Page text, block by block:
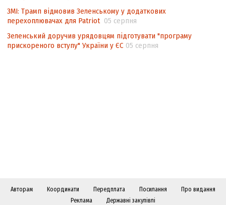
ЗМІ: Трамп відмовив Зеленському у додаткових
перехоплювачах для Patriot 05 серпня
Зеленський доручив урядовцям підготувати "програму
прискореного вступу" України у ЄС 05 серпня
Авторам Координати Передплата Посилання
Про видання
Реклама
Державні закупівлі